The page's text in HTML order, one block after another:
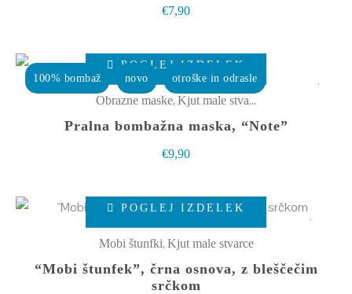
€7,90
100% bombaž novo otroške in odrasle
POGLEJ IZDELEK
Ta
več
izberete
na
izdelka
Obrazne maske, Kjut male stvarce
Pralna bombažna maska, “Note”
€9,90
POGLEJ IZDELEK
Mobi štunfki, Kjut male stvarce
“Mobi štunfek”, črna osnova, z bleščečim
srčkom